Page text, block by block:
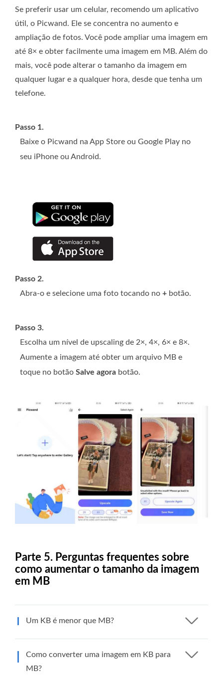
Se preferir usar um celular, recomendo um aplicativo
útil, o Picwand. Ele se concentra no aumento e
ampliação de fotos. Você pode ampliar uma imagem em
até 8× e obter facilmente uma imagem em MB. Além do
mais, você pode alterar o tamanho da imagem em
qualquer lugar e a qualquer hora, desde que tenha um
telefone.
Passo 1.
Baixe o Picwand na App Store ou Google Play no
seu iPhone ou Android.
Passo 2.
Abra-o e selecione uma foto tocando no + botão.
Passo 3.
Escolha um nível de upscaling de 2×, 4×, 6× e 8×.
Aumente a imagem até obter um arquivo MB e
toque no botão Salve agora botão.
Parte 5. Perguntas frequentes sobre
como aumentar o tamanho da imagem
em MB
Um KB é menor que MB?
Como converter uma imagem em KB para
MB?